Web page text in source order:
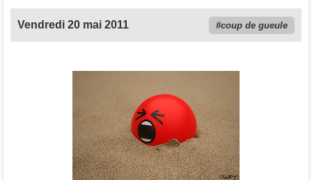
Vendredi 20 mai 2011 coup de gueule